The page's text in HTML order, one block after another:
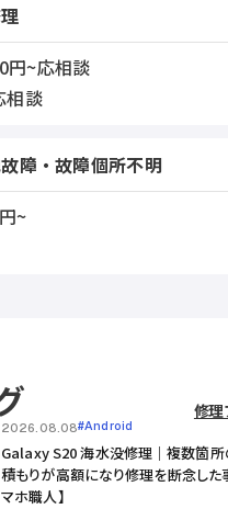
円~応相談
相談
障・故障個所不明
~
修理
2026.08.08#Android
Galaxy S20 海水没修理｜複数箇所
積もりが高額になり修理を断念した
マホ職人】